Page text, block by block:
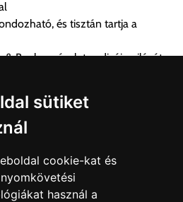
sütiket
cookie-kat és
használ a
nem ismeri, rendelés esetén
a költséget az Ön által
igazoljuk vissza, úgy a
24 órán belül a terméket
személyes átvételre való
NEM, VAGY CSAK
KÉRÉSÉRE ÉS
és tisztán tartja a
& Boch varázslatos dizájn világát
acél beakasztható
valódi fa furnérral
szélessége: 60 cm
mosogatógéppel
munkalapokba süllyesztett